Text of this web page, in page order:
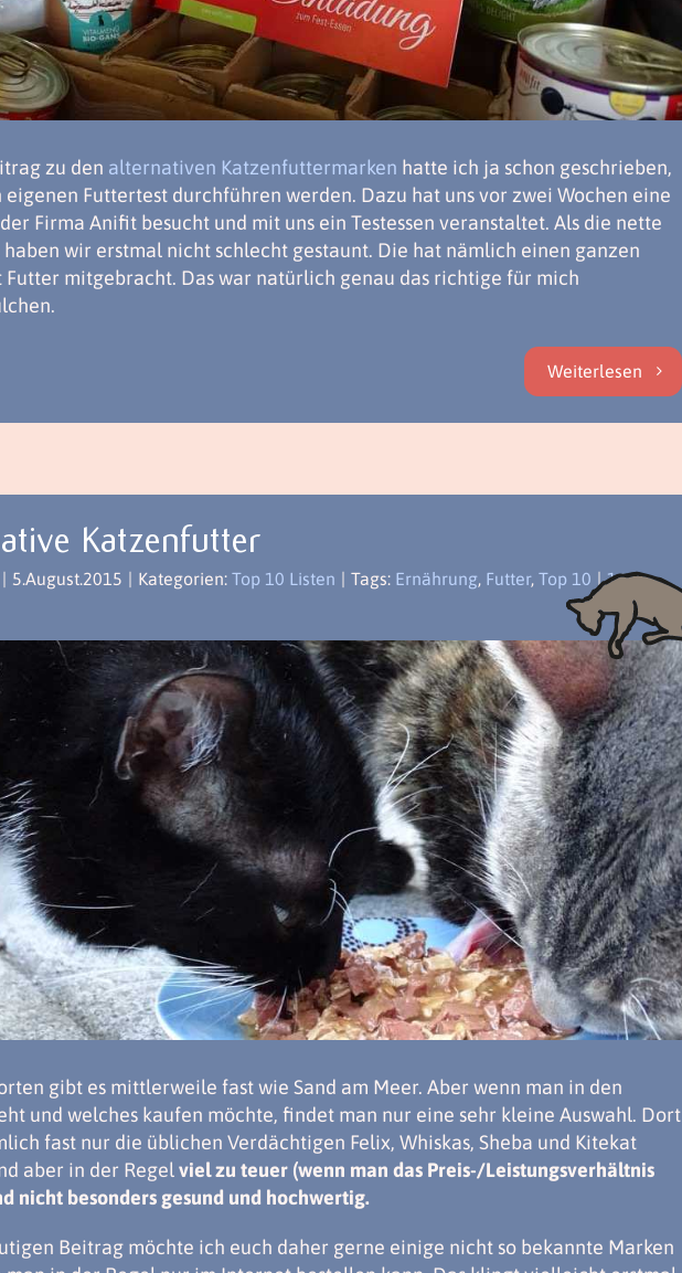
zu den alternativen Katzenfuttermarken hatte ich ja schon geschrieben,
eigenen Futtertest durchführen werden. Dazu hat uns vor zwei Wochen eine
Firma Anifit besucht und mit uns ein Testessen veranstaltet. Als die nette
haben wir erstmal nicht schlecht gestaunt. Die hat nämlich einen ganzen
mitgebracht. Das war natürlich genau das richtige für mich
Weiterlesen
Katzenfutter
| 5.August.2015 | Kategorien: Top 10 Listen | Tags: Ernährung Futter, Top 10 | 16
gibt es mittlerweile fast wie Sand am Meer. Aber wenn man in den
und welches kaufen möchte, findet man nur eine sehr kleine Auswahl. Dort
fast nur die üblichen Verdächtigen Felix, Whiskas, Sheba und Kitekat
aber in der Regelviel zu teuer (wenn man das Preis-/Leistungsverhältnis
nicht besonders gesund und hochwertig.
Beitrag möchte ich euch daher gerne einige nicht so bekannte Marken